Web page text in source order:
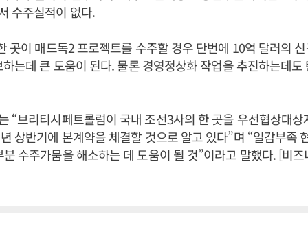
수주실적이 없다.
곳이 매드독2 프로젝트를 수주할 경우 단번에 10억 달러의
는데 큰 도움이 된다. 물론 경영정상화 작업을 추진하는데도
“브리티시페트롤럼이 국내 조선3사의 한 곳을 우선협상대
상반기에 본계약을 체결할 것으로 알고 있다”며 “일감부족
수주가뭄을 해소하는 데 도움이 될 것”이라고 말했다. [비